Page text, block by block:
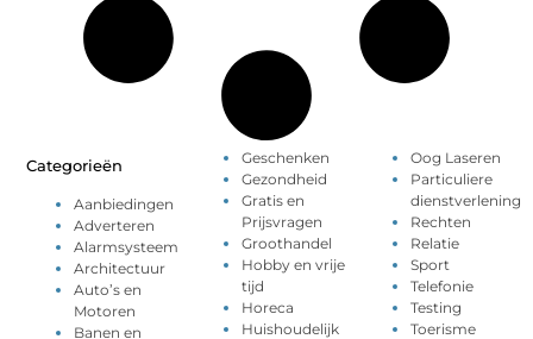
Categorieën
Aanbiedingen
Adverteren
Alarmsysteem
Architectuur
Auto’s en
Motoren
Banen en
Geschenken
Gezondheid
Gratis en
Prijsvragen
Groothandel
Hobby en vrije
tijd
Horeca
Huishoudelijk
Oog Laseren
Particuliere
dienstverlening
Rechten
Relatie
Sport
Telefonie
Testing
Toerisme